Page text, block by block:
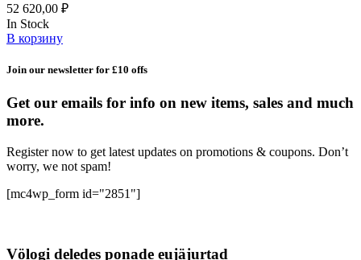
52 620,00 ₽
In Stock
В корзину
Join our newsletter for £10 offs
Get our emails for info on new items, sales and much
more.
Register now to get latest updates on promotions & coupons. Don’t
worry, we not spam!
[mc4wp_form id="2851"]
Völogi deledes ponade eujäjurtad